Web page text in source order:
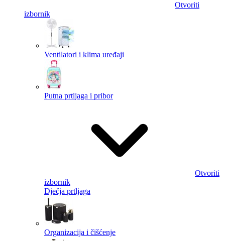
Otvoriti
izbornik
Ventilatori i klima uređaji
Putna prtljaga i pribor
Otvoriti
izbornik
Dječja prtljaga
Organizacija i čišćenje